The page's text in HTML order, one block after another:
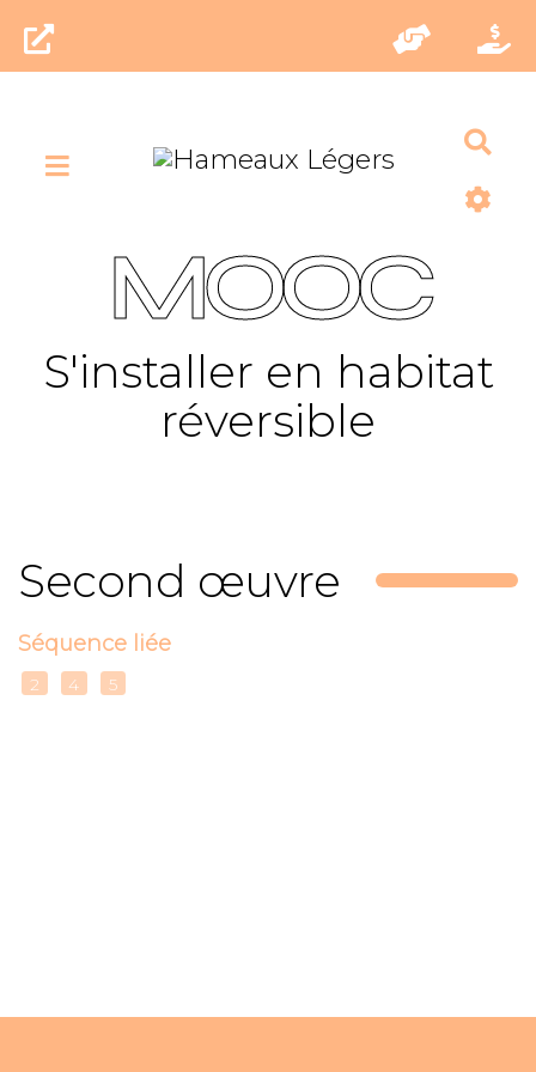
MOOC
S'installer en habitat
réversible
Second œuvre
Séquence liée
2 4 5